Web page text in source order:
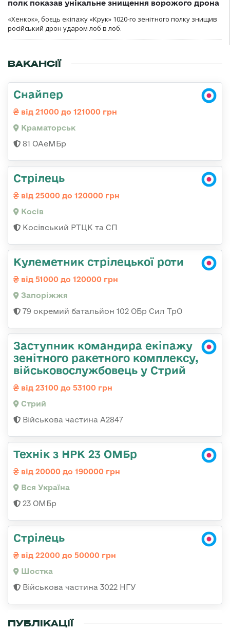
полк показав унікальне знищення ворожого дрона
«Хенкок», боєць екіпажу «Крук» 1020-го зенітного полку знищив
російський дрон ударом лоб в лоб.
ВАКАНСІЇ
Снайпер
від 21000 до 121000 грн
Краматорськ
81 ОАеМБр
Стрілець
від 25000 до 120000 грн
Косів
Косівський РТЦК та СП
Кулеметник стрілецької роти
від 51000 до 120000 грн
Запоріжжя
79 окремий батальйон 102 ОБр Сил ТрО
Заступник командира екіпажу
зенітного ракетного комплексу,
військовослужбовець у Стрий
від 23100 до 53100 грн
Стрий
Військова частина А2847
Технік з НРК 23 ОМБр
від 20000 до 190000 грн
Вся Україна
23 ОМБр
Стрілець
від 22000 до 50000 грн
Шостка
Військова частина 3022 НГУ
ПУБЛІКАЦІЇ